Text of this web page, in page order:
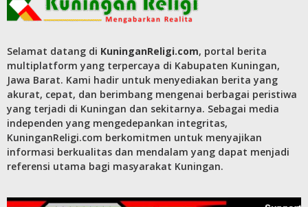
Selamat datang di KuninganReligi.com, portal berita
multiplatform yang terpercaya di Kabupaten Kuningan,
Jawa Barat. Kami hadir untuk menyediakan berita yang
akurat, cepat, dan berimbang mengenai berbagai peristiwa
yang terjadi di Kuningan dan sekitarnya. Sebagai media
independen yang mengedepankan integritas,
KuninganReligi.com berkomitmen untuk menyajikan
informasi berkualitas dan mendalam yang dapat menjadi
referensi utama bagi masyarakat Kuningan.